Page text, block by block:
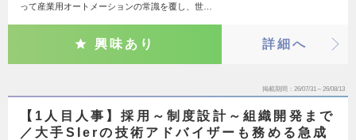
って産業用オートメーションの常識を覆し、世…
興味あり 詳細へ
掲載期間 26/07/31～26/08/13
【1人目人事】採用～制度設計～組織開発まで
／大手SIerの技術アドバイザーも務める急成